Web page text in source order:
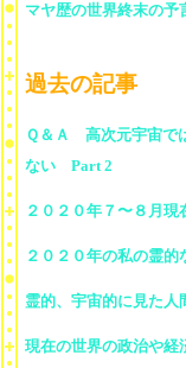
マヤ歴の世界終末の予
過去の記事
Ｑ＆Ａ 高次元宇宙で
ない Part 2
２０２０年７〜８月
２０２０年の私の霊
霊的、宇宙的に見た
現在の世界の政治や